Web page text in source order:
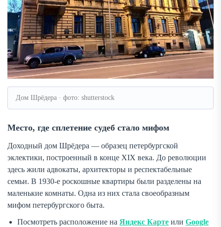
Дом Шрёдера · фото: shutterstock
Место, где сплетение судеб стало мифом
Доходный дом Шрёдера — образец петербургской
эклектики, построенный в конце XIX века. До революции
здесь жили адвокаты, архитекторы и респектабельные
семьи. В 1930-е роскошные квартиры были разделены на
маленькие комнаты. Одна из них стала своеобразным
мифом петербургского быта.
Посмотреть расположение на Яндекс Карте или Google